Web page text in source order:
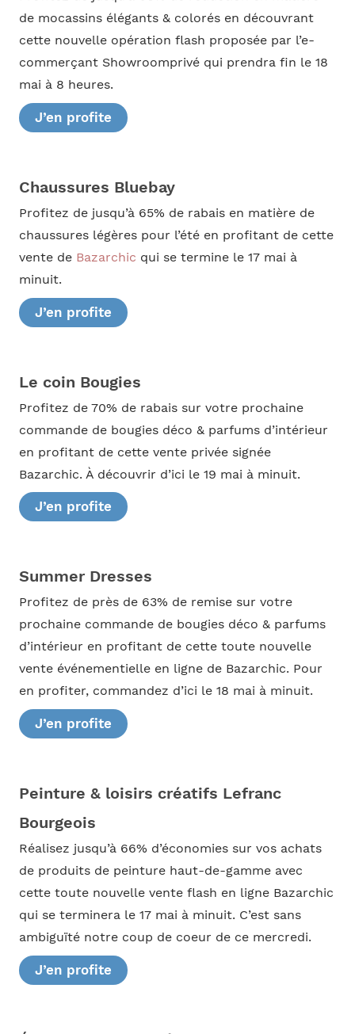
de mocassins élégants & colorés en découvrant
cette nouvelle opération flash proposée par l’e-
commerçant Showroomprivé qui prendra fin le 18
mai à 8 heures.
J’en profite
Chaussures Bluebay
Profitez de jusqu’à 65% de rabais en matière de
chaussures légères pour l’été en profitant de cette
vente de Bazarchic qui se termine le 17 mai à
minuit.
J’en profite
Le coin Bougies
Profitez de 70% de rabais sur votre prochaine
commande de bougies déco & parfums d’intérieur
en profitant de cette vente privée signée
Bazarchic. À découvrir d’ici le 19 mai à minuit.
J’en profite
Summer Dresses
Profitez de près de 63% de remise sur votre
prochaine commande de bougies déco & parfums
d’intérieur en profitant de cette toute nouvelle
vente événementielle en ligne de Bazarchic. Pour
en profiter, commandez d’ici le 18 mai à minuit.
J’en profite
Peinture & loisirs créatifs Lefranc
Bourgeois
Réalisez jusqu’à 66% d’économies sur vos achats
de produits de peinture haut-de-gamme avec
cette toute nouvelle vente flash en ligne Bazarchic
qui se terminera le 17 mai à minuit. C’est sans
ambiguïté notre coup de coeur de ce mercredi.
J’en profite